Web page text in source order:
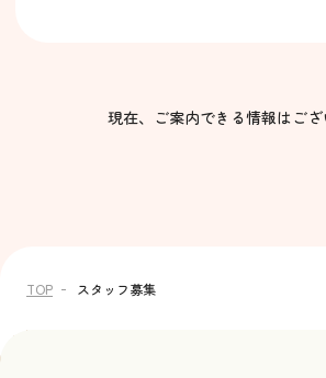
現在、ご案内できる情報はご
TOP スタッフ募集